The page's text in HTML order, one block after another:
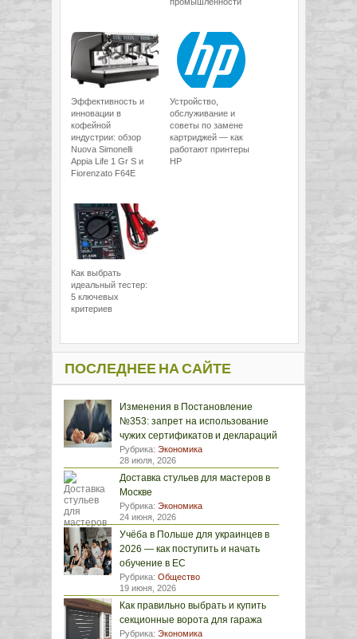
Эффективность и
инновации в
кофейной
индустрии: обзор
Nuova Simonelli
Appia Life 1 Gr S и
Fiorenzato F64E
Устройство,
обслуживание и
советы по замене
картриджей — как
работают принтеры
HP
Как выбрать
идеальный тестер:
5 ключевых
критериев
ПОСЛЕДНЕЕ НА САЙТЕ
Изменения в Постановление
№353: запрет на использование
чужих сертификатов и деклараций
Рубрика: Экономика
28 июля, 2026
Доставка стульев для мастеров в
Москве
Рубрика: Экономика
24 июня, 2026
Учёба в Польше для украинцев в
2026 — как поступить и начать
обучение в ЕС
Рубрика: Общество
19 июня, 2026
Как правильно выбрать и купить
секционные ворота для гаража
Рубрика: Экономика